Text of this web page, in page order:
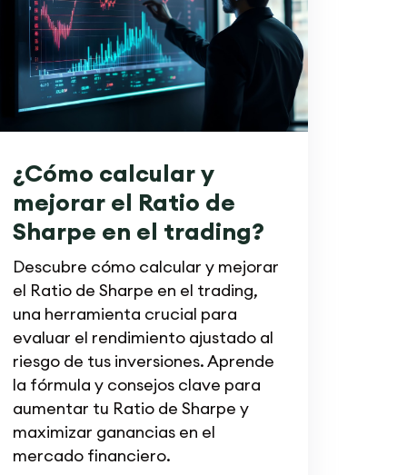
¿Cómo calcular y
mejorar el Ratio de
Sharpe en el trading?
Descubre cómo calcular y mejorar
el Ratio de Sharpe en el trading,
una herramienta crucial para
evaluar el rendimiento ajustado al
riesgo de tus inversiones. Aprende
la fórmula y consejos clave para
aumentar tu Ratio de Sharpe y
maximizar ganancias en el
mercado financiero.